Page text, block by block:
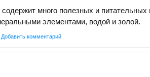
много полезных и
элементами, водой и золой.
Добавить комментарий